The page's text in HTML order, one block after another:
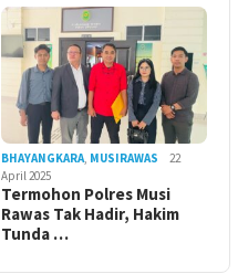
BHAYANGKARA, MUSIRAWAS
22
April 2025
Termohon Polres Musi
Rawas Tak Hadir, Hakim
Tunda …